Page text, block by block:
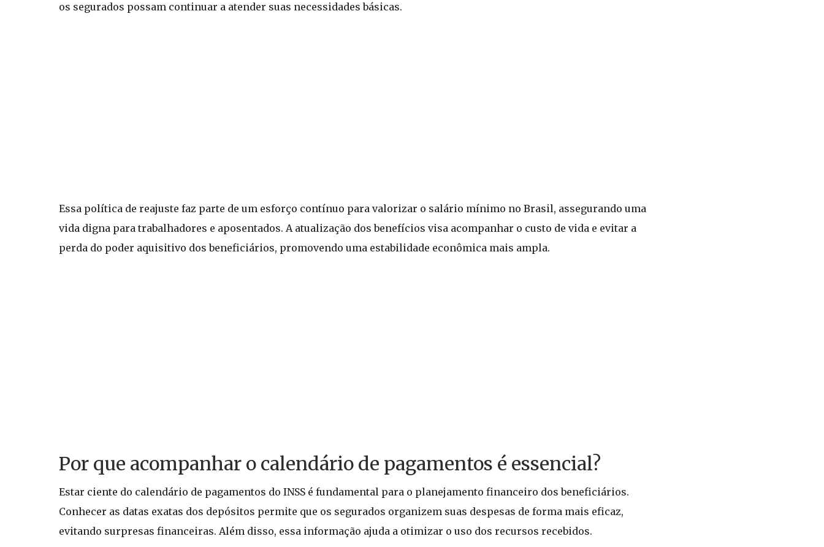
os segurados possam continuar a atender suas necessidades básicas.
Essa política de reajuste faz parte de um esforço contínuo para valorizar o salário mínimo no Brasil, assegurando uma
vida digna para trabalhadores e aposentados. A atualização dos benefícios visa acompanhar o custo de vida e evitar a
perda do poder aquisitivo dos beneficiários, promovendo uma estabilidade econômica mais ampla.
Por que acompanhar o calendário de pagamentos é essencial?
Estar ciente do calendário de pagamentos do INSS é fundamental para o planejamento financeiro dos beneficiários.
Conhecer as datas exatas dos depósitos permite que os segurados organizem suas despesas de forma mais eficaz,
evitando surpresas financeiras. Além disso, essa informação ajuda a otimizar o uso dos recursos recebidos.